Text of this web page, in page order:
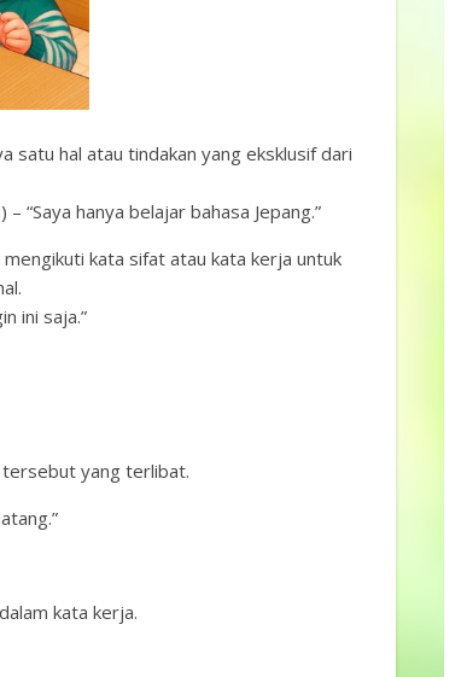
satu hal atau tindakan yang eksklusif dari
“Saya hanya belajar bahasa Jepang.”
mengikuti kata sifat atau kata kerja untuk
ini saja.”
tersebut yang terlibat.
kata kerja.